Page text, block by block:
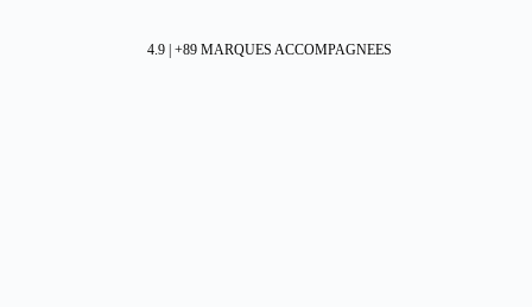
4.9 | +89 MARQUES ACCOMPAGNEES